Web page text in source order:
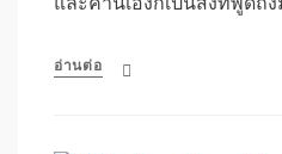
อ่านต่อ